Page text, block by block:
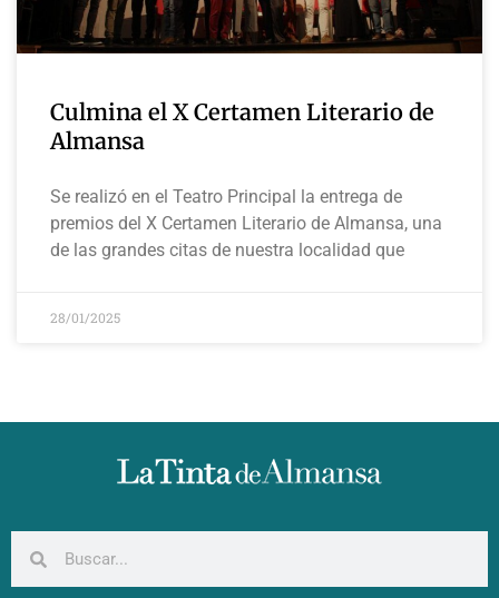
Culmina el X Certamen Literario de
Almansa
Se realizó en el Teatro Principal la entrega de
premios del X Certamen Literario de Almansa, una
de las grandes citas de nuestra localidad que
28/01/2025